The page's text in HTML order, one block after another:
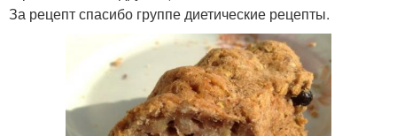
За рецепт спасибо группе диетические рецепты.